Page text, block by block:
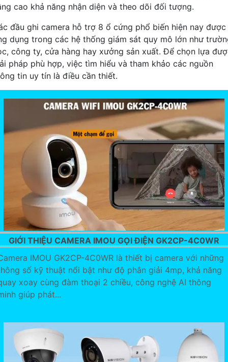
cao khả năng nhận diện và theo dõi đối tượng.
đầu ghi camera hỗ trợ 8 ổ cứng phổ biến hiện nay được
dụng trong các hệ thống giám sát quy mô lớn như
công ty, cửa hàng hay xưởng sản xuất. Để chọn lựa
pháp phù hợp, việc tìm hiểu và tham khảo các nguồn
tin uy tín là điều cần thiết.
GIỚI THIỆU CAMERA IMOU GỌI ĐIỆN GK2CP-4C0WR
IMOU GK2CP-4C0WR là thiết bị camera với những
số kỹ thuật nổi bật như độ phân giải 4mp, khả năng
xoay cùng đàm thoại 2 chiều, công nghệ AI thông
giúp phát...